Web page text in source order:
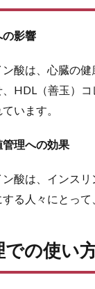
の影響
ン酸は、心臓の
HDL（善玉）
います。
管理への効果
ン酸は、インス
する人々にとっ
での使い